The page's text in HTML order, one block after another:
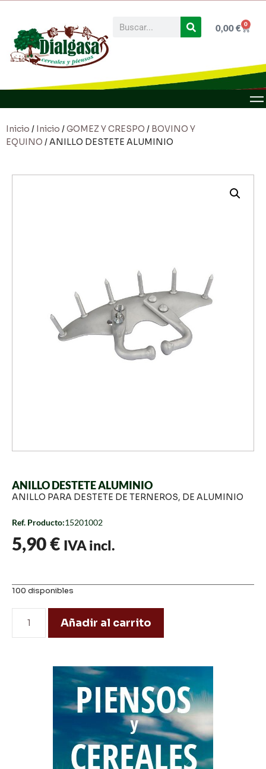
0,00€ 0
Inicio / Inicio /GOMEZ Y CRESPO / BOVINO Y
EQUINO / ANILLO DESTETE ALUMINIO
ANILLO DESTETE ALUMINIO
ANILLO PARA DESTETE DE TERNEROS, DE ALUMINIO
Ref. Producto:15201002
5,90€ IVA incl.
100 disponibles
Añadir al carrito